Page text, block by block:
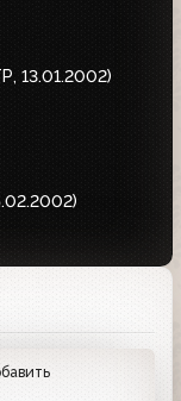
13.01.2002)